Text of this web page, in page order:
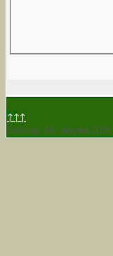
↑↑↑
Samstag, 08. August 2026